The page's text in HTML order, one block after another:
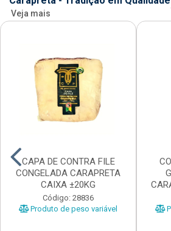
Veja mais
CAPA DE CONTRA FILE
CONGELADA CARAPRETA
CAIXA ±20KG
Código: 28836
Produto de peso variável